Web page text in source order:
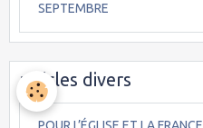
SEPTEMBRE
articles divers